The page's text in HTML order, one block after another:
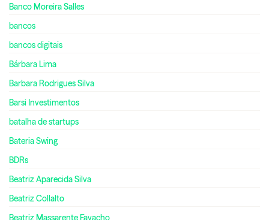
Banco Moreira Salles
bancos
bancos digitais
Bárbara Lima
Barbara Rodrigues Silva
Barsi Investimentos
batalha de startups
Bateria Swing
BDRs
Beatriz Aparecida Silva
Beatriz Collalto
Beatriz Massarente Favacho